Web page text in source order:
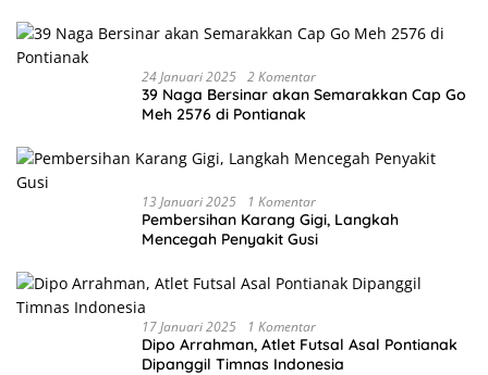
24 Januari 2025 2 Komentar
39 Naga Bersinar akan Semarakkan Cap Go
Meh 2576 di Pontianak
13 Januari 2025 1 Komentar
Pembersihan Karang Gigi, Langkah
Mencegah Penyakit Gusi
17 Januari 2025 1 Komentar
Dipo Arrahman, Atlet Futsal Asal Pontianak
Dipanggil Timnas Indonesia